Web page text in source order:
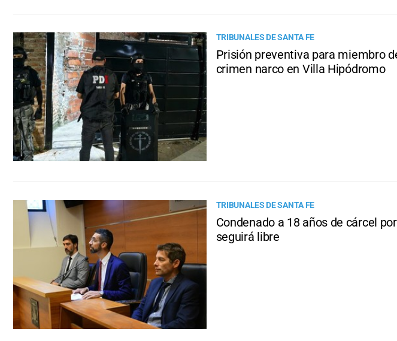
TRIBUNALES DE SANTA FE
Prisión preventiva para miembro
crimen narco en Villa Hipódromo
TRIBUNALES DE SANTA FE
Condenado a 18 años de cárcel
seguirá libre